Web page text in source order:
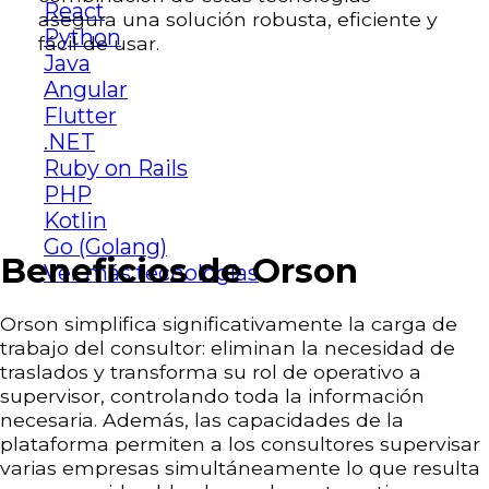
React
Python
Java
Angular
Flutter
.NET
Ruby on Rails
PHP
Kotlin
Go (Golang)
Ver más tecnologías
asegura una solución robusta, eficiente y
fácil de usar.
Beneficios de Orson
Orson simplifica significativamente la carga de
trabajo del consultor: eliminan la necesidad de
traslados y transforma su rol de operativo a
supervisor, controlando toda la información
necesaria. Además, las capacidades de la
plataforma permiten a los consultores supervisar
varias empresas simultáneamente lo que resulta